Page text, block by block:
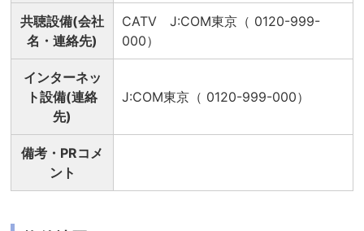
共聴設備(会社
名・連絡先)
CATV J:COM東京（ 0120-999-
000）
インターネッ
ト設備(連絡
先)
J:COM東京（ 0120-999-000）
備考・PRコメ
ント